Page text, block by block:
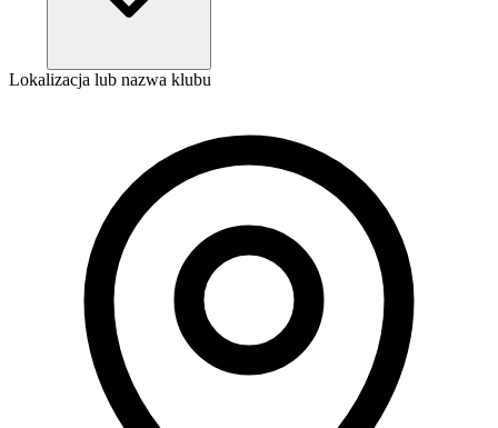
Lokalizacja lub nazwa klubu